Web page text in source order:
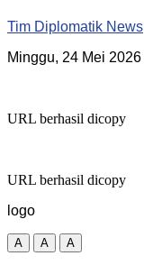
Tim Diplomatik News
Minggu, 24 Mei 2026
URL berhasil dicopy
URL berhasil dicopy
logo
A A A